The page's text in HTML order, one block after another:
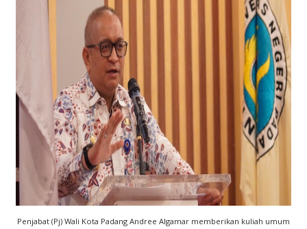
Penjabat (Pj) Wali Kota Padang Andree Algamar memberikan kuliah umum